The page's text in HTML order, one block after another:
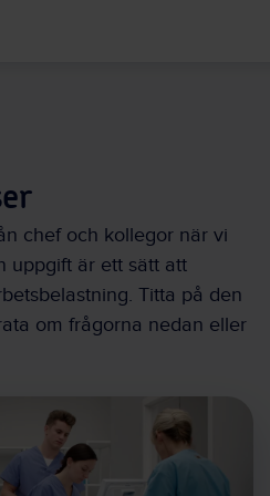
chef och kollegor när vi
uppgift är ett sätt att
Titta på den
om frågorna nedan eller